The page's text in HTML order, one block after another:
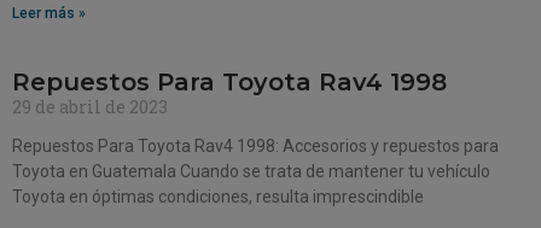
Leer más »
Repuestos Para Toyota Rav4 1998
29 de abril de 2023
Repuestos Para Toyota Rav4 1998: Accesorios y repuestos para
Toyota en Guatemala Cuando se trata de mantener tu vehículo
Toyota en óptimas condiciones, resulta imprescindible